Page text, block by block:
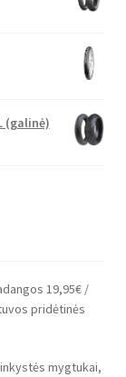
(galinė)
19,95€ /
pridėtinės
mygtukai,